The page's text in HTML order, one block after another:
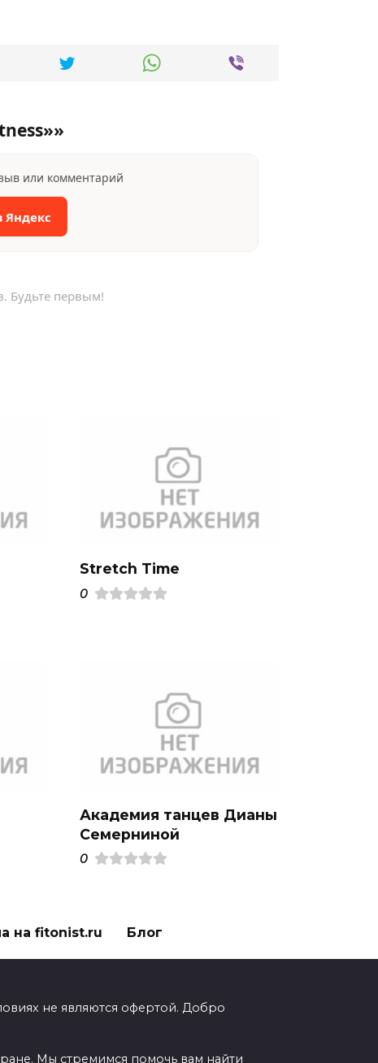
или комментарий
Яндекс
Будьте первым!
Stretch Time
0
Академия танцев Дианы
Семерниной
0
на fitonist.ru Блог
не являются офертой. Добро
Мы стремимся помочь вам найти